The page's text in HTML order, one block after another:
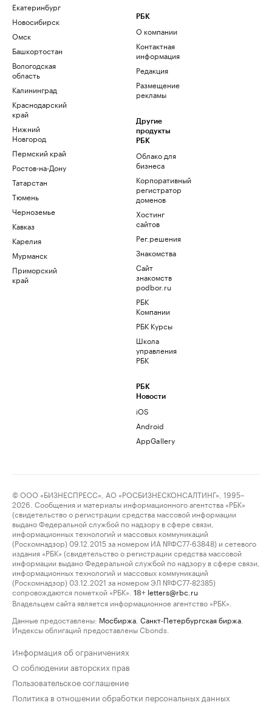
Екатеринбург
Новосибирск
Омск
Башкортостан
Вологодская
область
Калининград
Краснодарский
край
Нижний
Новгород
Пермский край
Ростов-на-Дону
Татарстан
Тюмень
Черноземье
Кавказ
Карелия
Мурманск
Приморский
край
РБК
О компании
Контактная
информация
Редакция
Размещение
рекламы
Другие
продукты
РБК
Облако для
бизнеса
Корпоративный
регистратор
доменов
Хостинг
сайтов
Рег.решения
Знакомства
Сайт
знакомств
podbor.ru
РБК
Компании
РБК Курсы
Школа
управления
РБК
РБК
Новости
iOS
Android
AppGallery
© ООО «БИЗНЕСПРЕСС», АО «РОСБИЗНЕСКОНСАЛТИНГ», 1995–
2026. Сообщения и материалы информационного агентства «РБК»
(свидетельство о регистрации средства массовой информации
выдано Федеральной службой по надзору в сфере связи,
информационных технологий и массовых коммуникаций
(Роскомнадзор) 09.12.2015 за номером ИА №ФС77-63848) и сетевого
издания «РБК» (свидетельство о регистрации средства массовой
информации выдано Федеральной службой по надзору в сфере связи,
информационных технологий и массовых коммуникаций
(Роскомнадзор) 03.12.2021 за номером ЭЛ №ФС77-82385)
сопровождаются пометкой «РБК».
18+ letters@rbc.ru
Владельцем сайта является информационное агентство «РБК».
Данные предоставлены: Мосбиржа Санкт-Петербургская биржа
Индексы облигаций предоставлены Cbonds.
Информация об ограничениях
О соблюдении авторских прав
Пользовательское соглашение
Политика в отношении обработки персональных данных